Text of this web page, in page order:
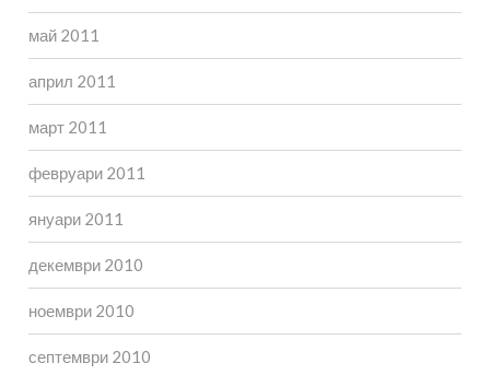
май 2011
април 2011
март 2011
февруари 2011
януари 2011
декември 2010
ноември 2010
септември 2010